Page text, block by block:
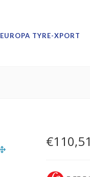
EUROPA TYRE-XPORT
€110,51